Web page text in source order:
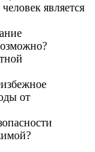
является
от